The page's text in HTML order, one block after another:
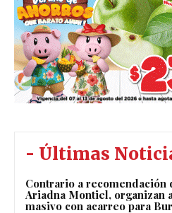
- Últimas
Contrario a recomendación
Ariadna Montiel, organizan
masivo con acarreo para